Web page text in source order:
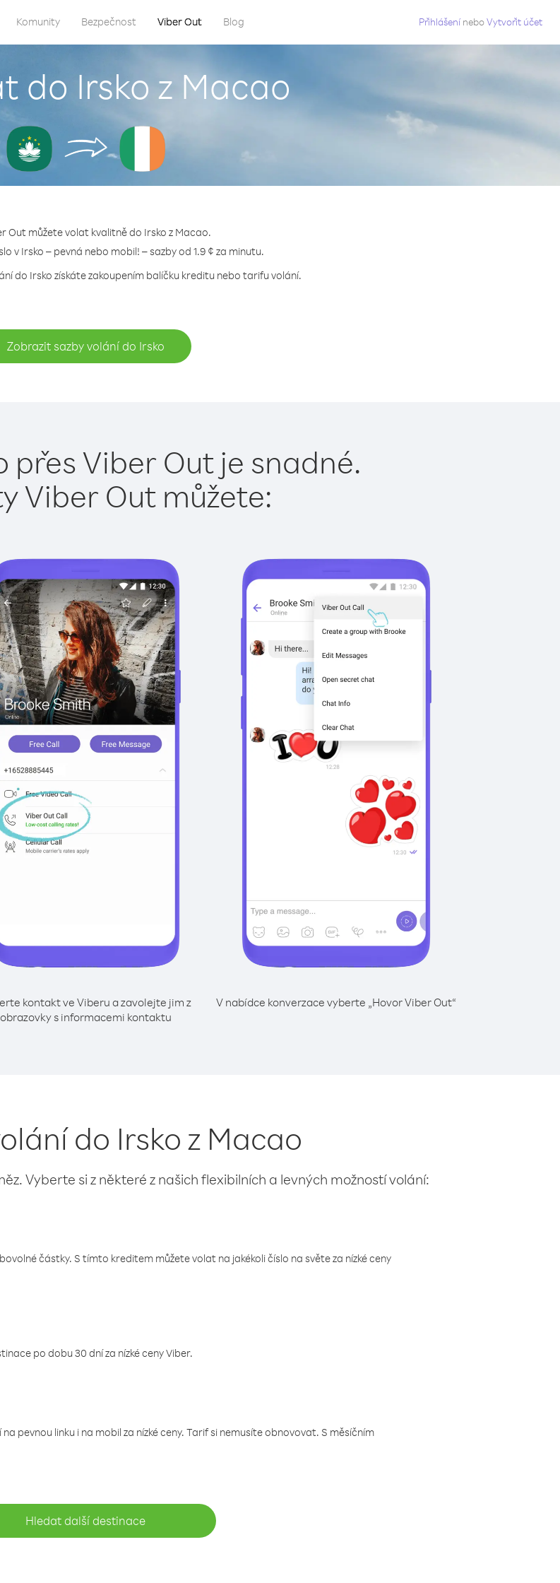
Komunity Bezpečnost Viber Out Blog Přihlášení neboVytvořit účet
do Irsko z Macao
Out můžete volat kvalitně do Irsko z Macao.
v Irsko – pevná nebo mobil! – sazby od 1.9 ¢ za minutu.
do Irsko získáte zakoupením balíčku kreditu nebo tarifu volání.
Zobrazit sazby volání do Irsko
přes Viber Out je snadné.
Viber Out můžete:
kontakt ve Viberu a zavolejte jim z
obrazovky s informacemi kontaktu
V nabídce konverzace vyberte „Hovor Viber Out“
do Irsko z Macao
Vyberte si z některé z našich flexibilních a levných možností volání:
částky. S tímto kreditem můžete volat na jakékoli číslo na světe za nízké ceny
po dobu 30 dní za nízké ceny Viber.
pevnou linku i na mobil za nízké ceny. Tarif si nemusíte obnovovat. S měsíčním
Hledat další destinace